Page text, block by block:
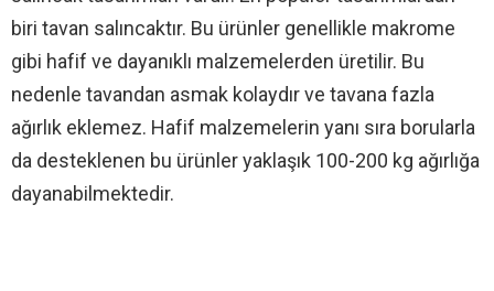
biri tavan salıncaktır. Bu ürünler genellikle makrome
gibi hafif ve dayanıklı malzemelerden üretilir. Bu
nedenle tavandan asmak kolaydır ve tavana fazla
ağırlık eklemez. Hafif malzemelerin yanı sıra borularla
da desteklenen bu ürünler yaklaşık 100-200 kg ağırlığa
dayanabilmektedir.